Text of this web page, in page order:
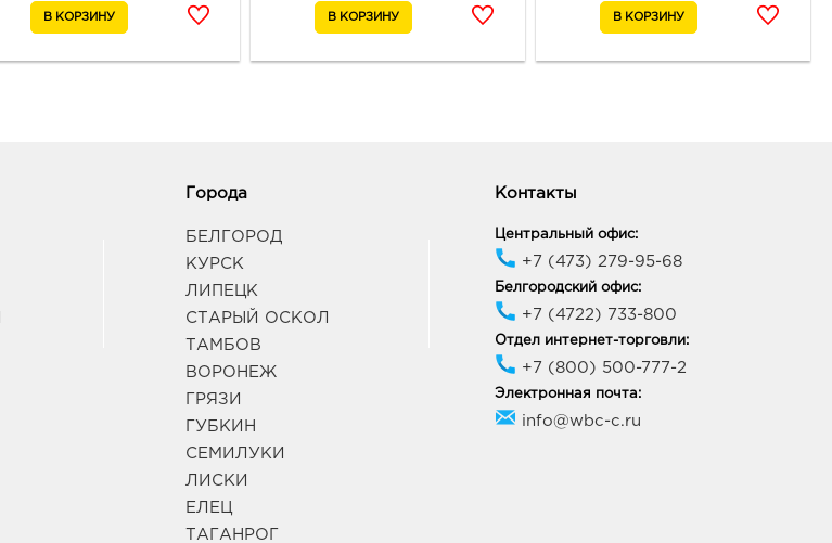
Семилуки Лавки: 402.0 руб.
396901, Воронежская область,
р-н Семилукский, г Семилуки,
ул 25 лет Октября, Здание 81а/2
Города
БЕЛГОРОД
КУРСК
ЛИПЕЦК
СТАРЫЙ ОСКОЛ
ТАМБОВ
ВОРОНЕЖ
ГРЯЗИ
ГУБКИН
СЕМИЛУКИ
ЛИСКИ
ЕЛЕЦ
ТАГАНРОГ
Контакты
Центральный офис:
+7 (473) 279-95-68
Белгородский офис:
+7 (4722) 733-800
Отдел интернет-торговли:
+7 (800) 500-777-2
Электронная почта:
info@wbc-c.ru